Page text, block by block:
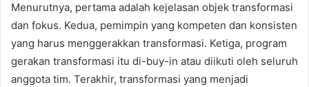
Menurutnya, pertama adalah kejelasan objek transformasi
dan fokus. Kedua, pemimpin yang kompeten dan konsisten
yang harus menggerakkan transformasi. Ketiga, program
gerakan transformasi itu di-buy-in atau diikuti oleh seluruh
anggota tim. Terakhir, transformasi yang menjadi